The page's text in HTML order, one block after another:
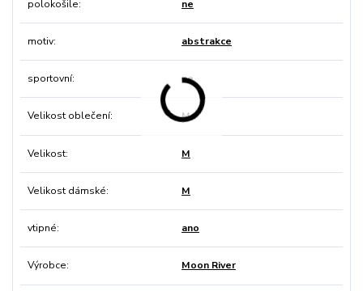
polokošile ne
motiv abstrakce
sportovní ne
Velikost oblečení M
Velikost M
Velikost dámské M
vtipné ano
Výrobce Moon River